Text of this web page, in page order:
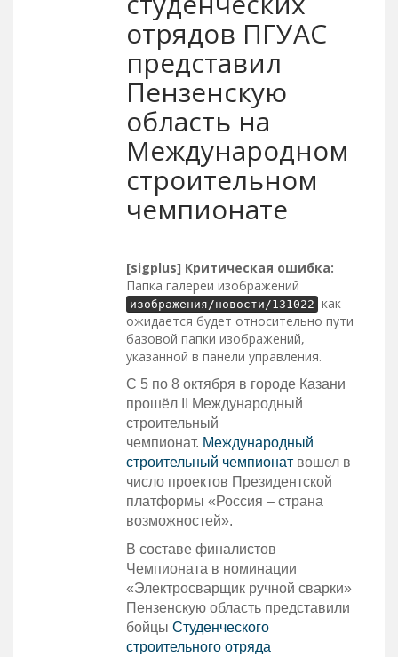
отрядов ПГУАС
представил
Пензенскую
область на
Международном
строительном
чемпионате
[sigplus] Критическая ошибка:
Папка галереи изображений
изображения/новости/131022 как
ожидается будет относительно пути
базовой папки изображений,
указанной в панели управления.
С 5 по 8 октября в городе Казани
прошёл II Международный
строительный
чемпионат. Международный
строительный чемпионатвошел в
число проектов Президентской
платформы «Россия – страна
возможностей».
В составе финалистов
Чемпионата в номинации
«Электросварщик ручной сварки»
Пензенскую область представили
бойцы Студенческого
строительного отряда